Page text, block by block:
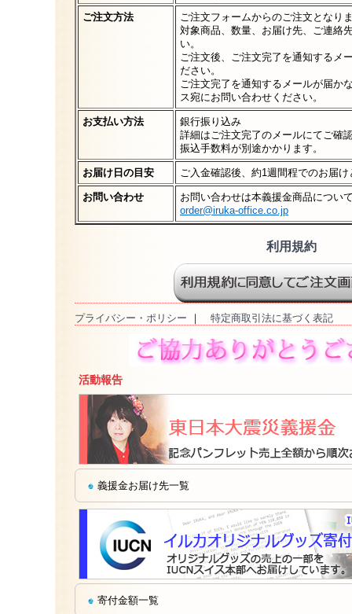
ご注文方法
ご注文フォームからのご注文となり
対象商品、数量、お届け先、ご連絡
い。
ご注文後、ご注文完了を通知するメ
ださい。
ご注文完了を通知するメールが届か
ス宛にお問い合わせください。
お支払い方法
銀行振り込み
詳細はご注文完了のメールにてご確
振込手数料が別途かかります。
お届け日の目安 ご入金確認後、約1週間程でのお届
お問い合わせ
お問い合わせは本義援金商品につい
order@iruka-office.co.jp
利用規約
プライバシー・ポリシー ｜ 特定商取引法に基づく表記
活動報告
義援金お届け先一覧
寄付金額一覧